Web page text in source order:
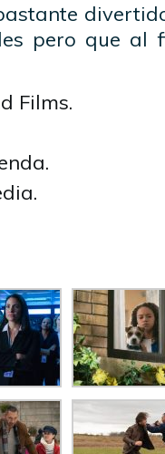
pero que al
Films.